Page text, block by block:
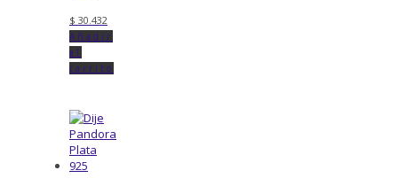
$ 30.432
Añadir
al
carrito